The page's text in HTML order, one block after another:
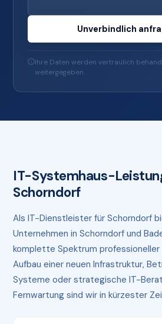
Unverbindlich
Ihre Daten werden vertraulich
weitergegeben.
IT-Systemhaus-
Schorndorf
Als IT-Dienstleister für Schorndorf
Unternehmen in Schorndorf und
komplette Spektrum professioneller
Aufbau einer neuen Infrastruktur,
Systeme oder strategische IT-
Fernwartung sind wir in kürzester